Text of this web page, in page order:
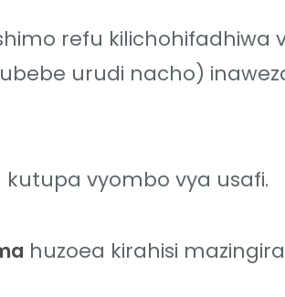
refu kilichohifadhiwa
urudi nacho)
vyombo vya usafi.
huzoea kirahisi